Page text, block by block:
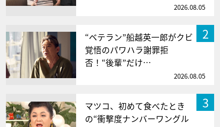
2026.08.05
2
“ベテラン”船越英一郎がクビ
覚悟のパワハラ謝罪拒
否！“後輩”だけ…
2026.08.05
3
マツコ、初めて食べたとき
の“衝撃度ナンバーワングル